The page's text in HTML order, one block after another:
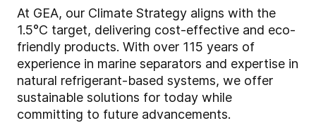
At GEA, our Climate Strategy aligns with the
1.5°C target, delivering cost-effective and eco-
friendly products. With over 115 years of
experience in marine separators and expertise in
natural refrigerant-based systems, we offer
sustainable solutions for today while
committing to future advancements.